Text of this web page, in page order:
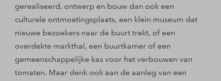
gerealiseerd, ontwerp en bouw dan ook een
culturele ontmoetingsplaats, een klein museum dat
nieuwe bezoekers naar de buurt trekt, of een
overdekte markthal, een buurtkamer of een
gemeenschappelijke kas voor het verbouwen van
tomaten. Maar denk ook aan de aanleg van een